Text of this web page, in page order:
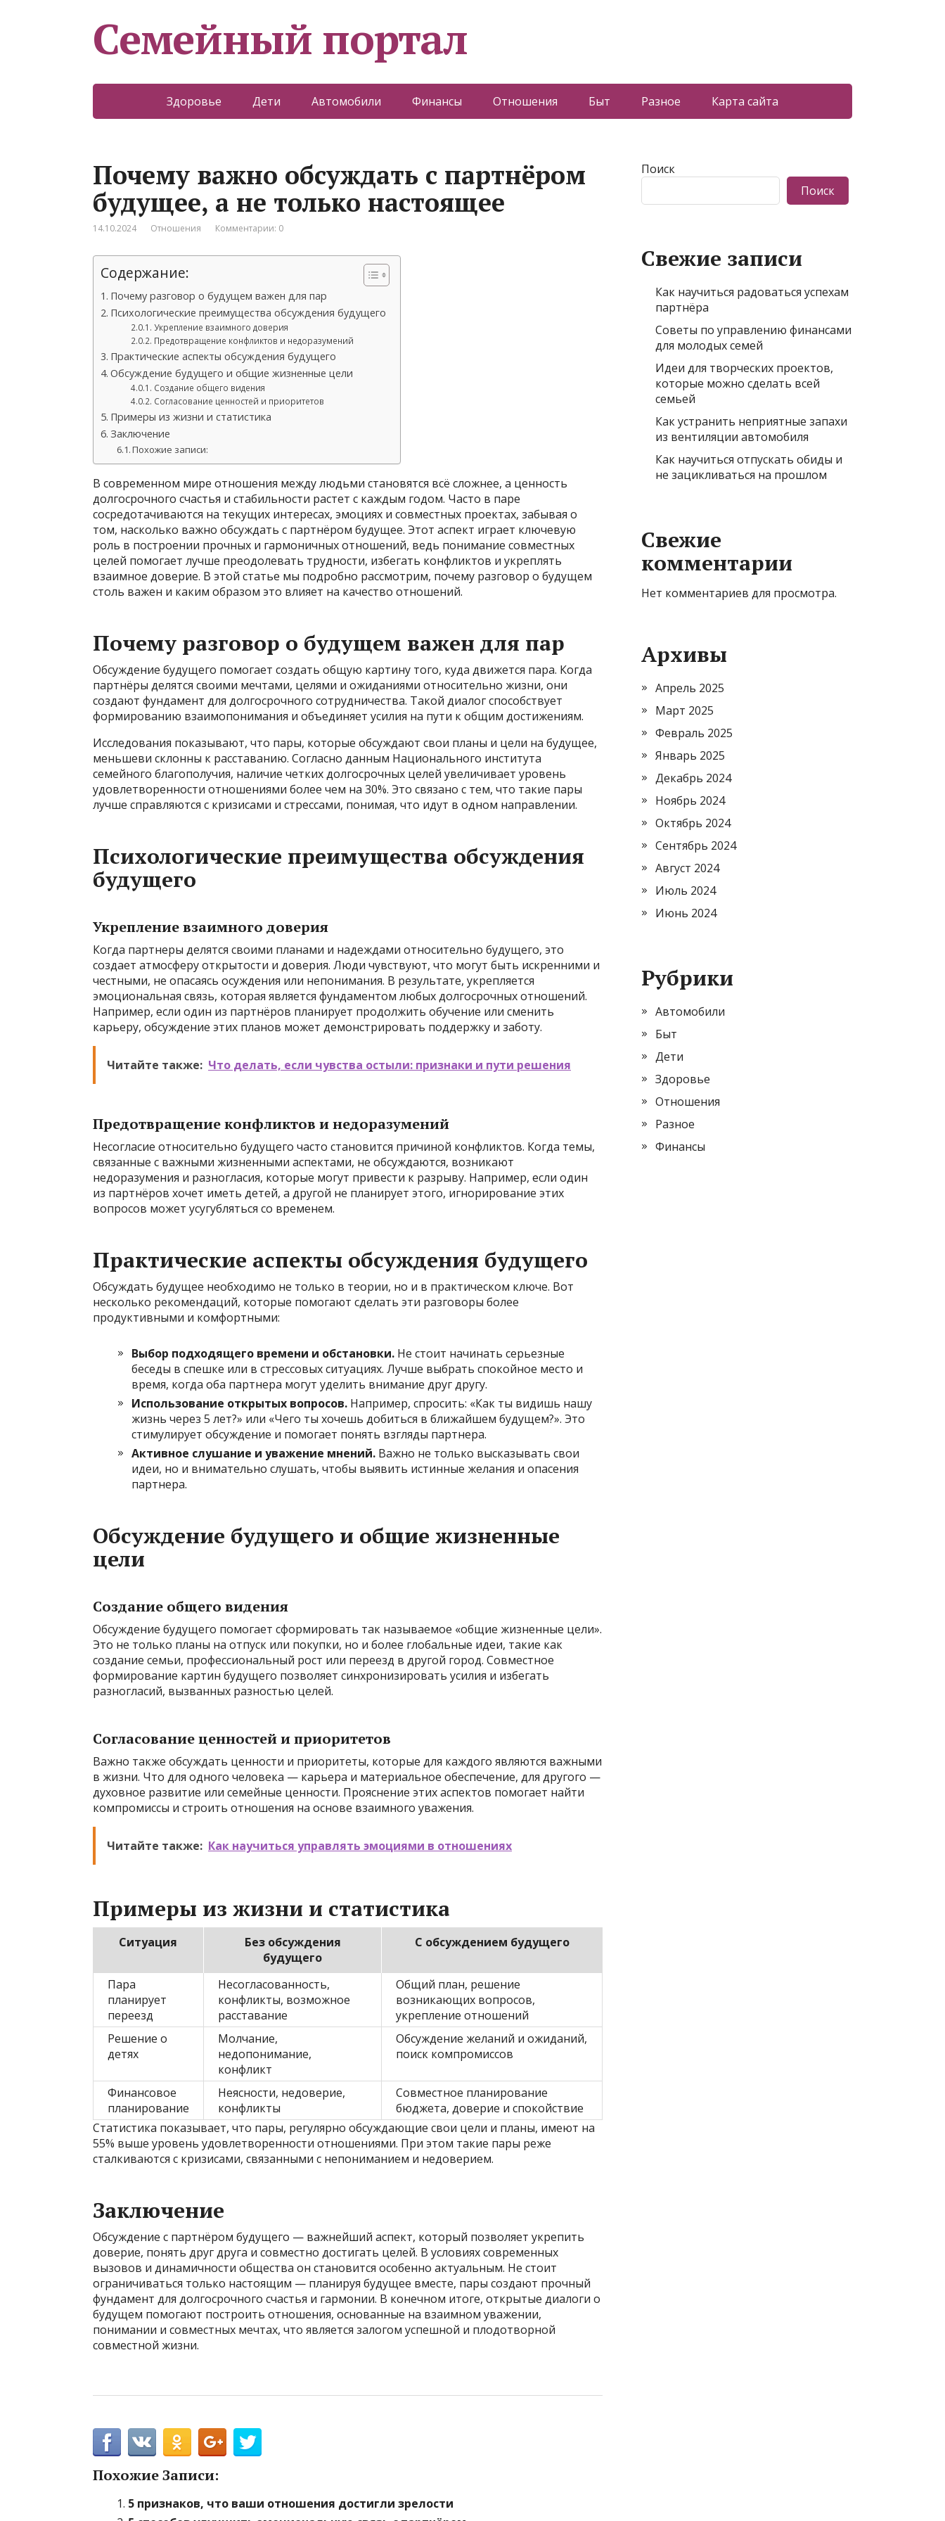
Семейный портал
Здоровье Дети Автомобили Финансы Отношения Быт Разное Карта сайта
Почему важно обсуждать с партнёром
будущее, а не только настоящее
14.10.2024 Отношения Комментарии: 0
Содержание:
Почему разговор о будущем важен для пар
Психологические преимущества обсуждения будущего
Укрепление взаимного доверия
Предотвращение конфликтов и недоразумений
Практические аспекты обсуждения будущего
Обсуждение будущего и общие жизненные цели
Создание общего видения
Согласование ценностей и приоритетов
Примеры из жизни и статистика
Заключение
Похожие записи:
В современном мире отношения между людьми становятся всё сложнее, а ценность
долгосрочного счастья и стабильности растет с каждым годом. Часто в паре
сосредотачиваются на текущих интересах, эмоциях и совместных проектах, забывая о
том, насколько важно обсуждать с партнёром будущее. Этот аспект играет ключевую
роль в построении прочных и гармоничных отношений, ведь понимание совместных
целей помогает лучше преодолевать трудности, избегать конфликтов и укреплять
взаимное доверие. В этой статье мы подробно рассмотрим, почему разговор о будущем
столь важен и каким образом это влияет на качество отношений.
Почему разговор о будущем важен для пар
Обсуждение будущего помогает создать общую картину того, куда движется пара. Когда
партнёры делятся своими мечтами, целями и ожиданиями относительно жизни, они
создают фундамент для долгосрочного сотрудничества. Такой диалог способствует
формированию взаимопонимания и объединяет усилия на пути к общим достижениям.
Исследования показывают, что пары, которые обсуждают свои планы и цели на будущее,
меньшеви склонны к расставанию. Согласно данным Национального института
семейного благополучия, наличие четких долгосрочных целей увеличивает уровень
удовлетворенности отношениями более чем на 30%. Это связано с тем, что такие пары
лучше справляются с кризисами и стрессами, понимая, что идут в одном направлении.
Психологические преимущества обсуждения
будущего
Укрепление взаимного доверия
Когда партнеры делятся своими планами и надеждами относительно будущего, это
создает атмосферу открытости и доверия. Люди чувствуют, что могут быть искренними и
честными, не опасаясь осуждения или непонимания. В результате, укрепляется
эмоциональная связь, которая является фундаментом любых долгосрочных отношений.
Например, если один из партнёров планирует продолжить обучение или сменить
карьеру, обсуждение этих планов может демонстрировать поддержку и заботу.
Читайте также: Что делать, если чувства остыли: признаки и пути решения
Предотвращение конфликтов и недоразумений
Несогласие относительно будущего часто становится причиной конфликтов. Когда темы,
связанные с важными жизненными аспектами, не обсуждаются, возникают
недоразумения и разногласия, которые могут привести к разрыву. Например, если один
из партнёров хочет иметь детей, а другой не планирует этого, игнорирование этих
вопросов может усугубляться со временем.
Практические аспекты обсуждения будущего
Обсуждать будущее необходимо не только в теории, но и в практическом ключе. Вот
несколько рекомендаций, которые помогают сделать эти разговоры более
продуктивными и комфортными:
Выбор подходящего времени и обстановки. Не стоит начинать серьезные
беседы в спешке или в стрессовых ситуациях. Лучше выбрать спокойное место и
время, когда оба партнера могут уделить внимание друг другу.
Использование открытых вопросов. Например, спросить: «Как ты видишь нашу
жизнь через 5 лет?» или «Чего ты хочешь добиться в ближайшем будущем?». Это
стимулирует обсуждение и помогает понять взгляды партнера.
Активное слушание и уважение мнений. Важно не только высказывать свои
идеи, но и внимательно слушать, чтобы выявить истинные желания и опасения
партнера.
Обсуждение будущего и общие жизненные
цели
Создание общего видения
Обсуждение будущего помогает сформировать так называемое «общие жизненные цели».
Это не только планы на отпуск или покупки, но и более глобальные идеи, такие как
создание семьи, профессиональный рост или переезд в другой город. Совместное
формирование картин будущего позволяет синхронизировать усилия и избегать
разногласий, вызванных разностью целей.
Согласование ценностей и приоритетов
Важно также обсуждать ценности и приоритеты, которые для каждого являются важными
в жизни. Что для одного человека — карьера и материальное обеспечение, для другого —
духовное развитие или семейные ценности. Прояснение этих аспектов помогает найти
компромиссы и строить отношения на основе взаимного уважения.
Читайте также: Как научиться управлять эмоциями в отношениях
Примеры из жизни и статистика
Ситуация
Без обсуждения
будущего
С обсуждением будущего
Пара
планирует
переезд
Несогласованность,
конфликты, возможное
расставание
Общий план, решение
возникающих вопросов,
укрепление отношений
Решение о
детях
Молчание,
недопонимание,
конфликт
Обсуждение желаний и ожиданий,
поиск компромиссов
Финансовое
планирование
Неясности, недоверие,
конфликты
Совместное планирование
бюджета, доверие и спокойствие
Статистика показывает, что пары, регулярно обсуждающие свои цели и планы, имеют на
55% выше уровень удовлетворенности отношениями. При этом такие пары реже
сталкиваются с кризисами, связанными с непониманием и недоверием.
Заключение
Обсуждение с партнёром будущего — важнейший аспект, который позволяет укрепить
доверие, понять друг друга и совместно достигать целей. В условиях современных
вызовов и динамичности общества он становится особенно актуальным. Не стоит
ограничиваться только настоящим — планируя будущее вместе, пары создают прочный
фундамент для долгосрочного счастья и гармонии. В конечном итоге, открытые диалоги о
будущем помогают построить отношения, основанные на взаимном уважении,
понимании и совместных мечтах, что является залогом успешной и плодотворной
совместной жизни.
Похожие Записи:
5 признаков, что ваши отношения достигли зрелости
Поиск
Поиск
Свежие записи
Как научиться радоваться успехам
партнёра
Советы по управлению финансами
для молодых семей
Идеи для творческих проектов,
которые можно сделать всей
семьей
Как устранить неприятные запахи
из вентиляции автомобиля
Как научиться отпускать обиды и
не зацикливаться на прошлом
Свежие
комментарии
Нет комментариев для просмотра.
Архивы
Апрель 2025
Март 2025
Февраль 2025
Январь 2025
Декабрь 2024
Ноябрь 2024
Октябрь 2024
Сентябрь 2024
Август 2024
Июль 2024
Июнь 2024
Рубрики
Автомобили
Быт
Дети
Здоровье
Отношения
Разное
Финансы